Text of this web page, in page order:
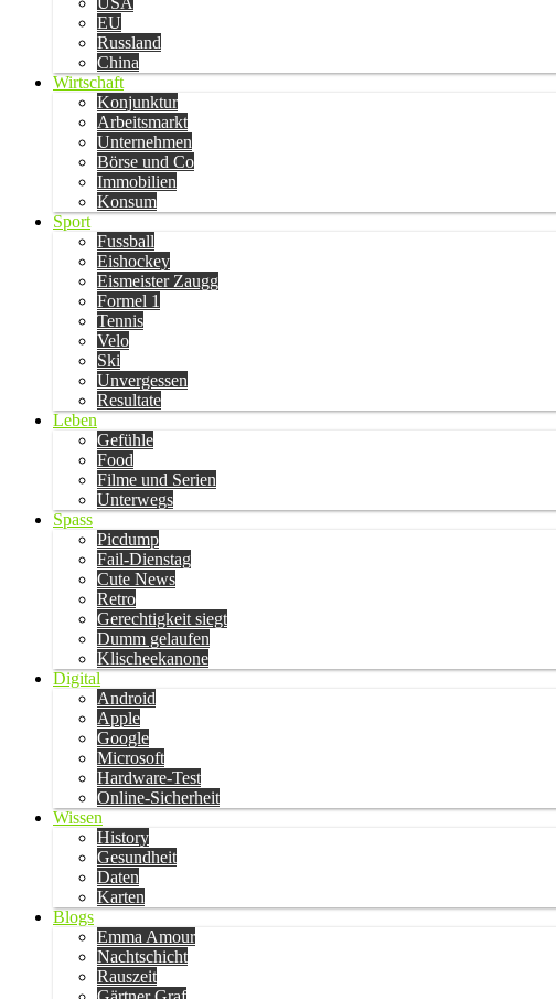
EU
Russland
China
Wirtschaft
Konjunktur
Arbeitsmarkt
Unternehmen
Börse und Co
Immobilien
Konsum
Sport
Fussball
Eishockey
Eismeister Zaugg
Formel 1
Tennis
Velo
Ski
Unvergessen
Resultate
Leben
Gefühle
Food
Filme und Serien
Unterwegs
Spass
Picdump
Fail-Dienstag
Cute News
Retro
Gerechtigkeit siegt
Dumm gelaufen
Klischeekanone
Digital
Android
Apple
Google
Microsoft
Hardware-Test
Online-Sicherheit
Wissen
History
Gesundheit
Daten
Karten
Blogs
Emma Amour
Nachtschicht
Rauszeit